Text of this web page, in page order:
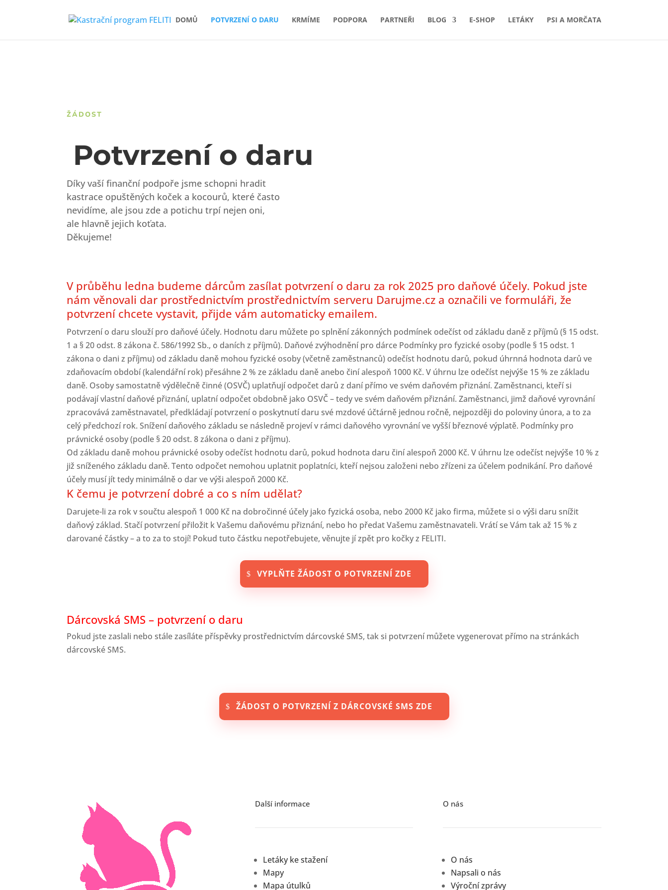
DOMŮ POTVRZENÍ O DARU KRMÍME PODPORA PARTNEŘI BLOG E-SHOP LETÁKY PSI A MORČATA
ŽÁDOST
Potvrzení o daru
Díky vaší finanční podpoře jsme schopni hradit
kastrace opuštěných koček a kocourů, které často
nevidíme, ale jsou zde a potichu trpí nejen oni,
ale hlavně jejich koťata.
Děkujeme!
​V průběhu ledna budeme dárcům zasílat potvrzení o daru za rok 2025 pro daňové účely. Pokud jste
nám věnovali dar prostřednictvím prostřednictvím serveru Darujme.cz a označili ve formuláři, že
potvrzení chcete vystavit, přijde vám automaticky emailem.
Potvrzení o daru slouží pro daňové účely. Hodnotu daru můžete po splnění zákonných podmínek odečíst od základu daně z příjmů (§ 15 odst.
1 a § 20 odst. 8 zákona č. 586/1992 Sb., o daních z příjmů). Daňové zvýhodnění pro dárce Podmínky pro fyzické osoby (podle § 15 odst. 1
zákona o dani z příjmu) od základu daně mohou fyzické osoby (včetně zaměstnanců) odečíst hodnotu darů, pokud úhrnná hodnota darů ve
zdaňovacím období (kalendářní rok) přesáhne 2 % ze základu daně anebo činí alespoň 1000 Kč. V úhrnu lze odečíst nejvýše 15 % ze základu
daně. Osoby samostatně výdělečně činné (OSVČ) uplatňují odpočet darů z daní přímo ve svém daňovém přiznání. Zaměstnanci, kteří si
podávají vlastní daňové přiznání, uplatní odpočet obdobně jako OSVČ – tedy ve svém daňovém přiznání. Zaměstnanci, jimž daňové vyrovnání
zpracovává zaměstnavatel, předkládají potvrzení o poskytnutí daru své mzdové účtárně jednou ročně, nejpozději do poloviny února, a to za
celý předchozí rok. Snížení daňového základu se následně projeví v rámci daňového vyrovnání ve vyšší březnové výplatě. Podmínky pro
právnické osoby (podle § 20 odst. 8 zákona o dani z příjmu).
Od základu daně mohou právnické osoby odečíst hodnotu darů, pokud hodnota daru činí alespoň 2000 Kč. V úhrnu lze odečíst nejvýše 10 % z
již sníženého základu daně. Tento odpočet nemohou uplatnit poplatníci, kteří nejsou založeni nebo zřízeni za účelem podnikání. Pro daňové
účely musí jít tedy minimálně o dar ve výši alespoň 2000 Kč.
K čemu je potvrzení dobré a co s ním udělat?
Darujete-li za rok v součtu alespoň 1 000 Kč na dobročinné účely jako fyzická osoba, nebo 2000 Kč jako firma, můžete si o výši daru snížit
daňový základ. Stačí potvrzení přiložit k Vašemu daňovému přiznání, nebo ho předat Vašemu zaměstnavateli. Vrátí se Vám tak až 15 % z
darované částky – a to za to stojí! Pokud tuto částku nepotřebujete, věnujte jí zpět pro kočky z FELITI.
VYPLŇTE ŽÁDOST O POTVRZENÍ ZDE
Dárcovská SMS – potvrzení o daru
Pokud jste zaslali nebo stále zasíláte příspěvky prostřednictvím dárcovské SMS, tak si potvrzení můžete vygenerovat přímo na stránkách
dárcovské SMS.
ŽÁDOST O POTVRZENÍ Z DÁRCOVSKÉ SMS ZDE
Další informace
Letáky ke stažení
Mapy
Mapa útulků
O nás
O nás
Napsali o nás
Výroční zprávy